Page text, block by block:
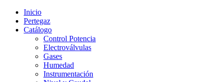
Inicio
Pertegaz
Catálogo
Control Potencia
Electroválvulas
Gases
Humedad
Instrumentación